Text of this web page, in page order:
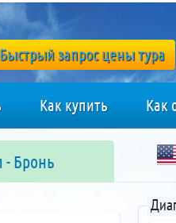
Быстрый запрос цены тура
Как купить Как
- Бронь